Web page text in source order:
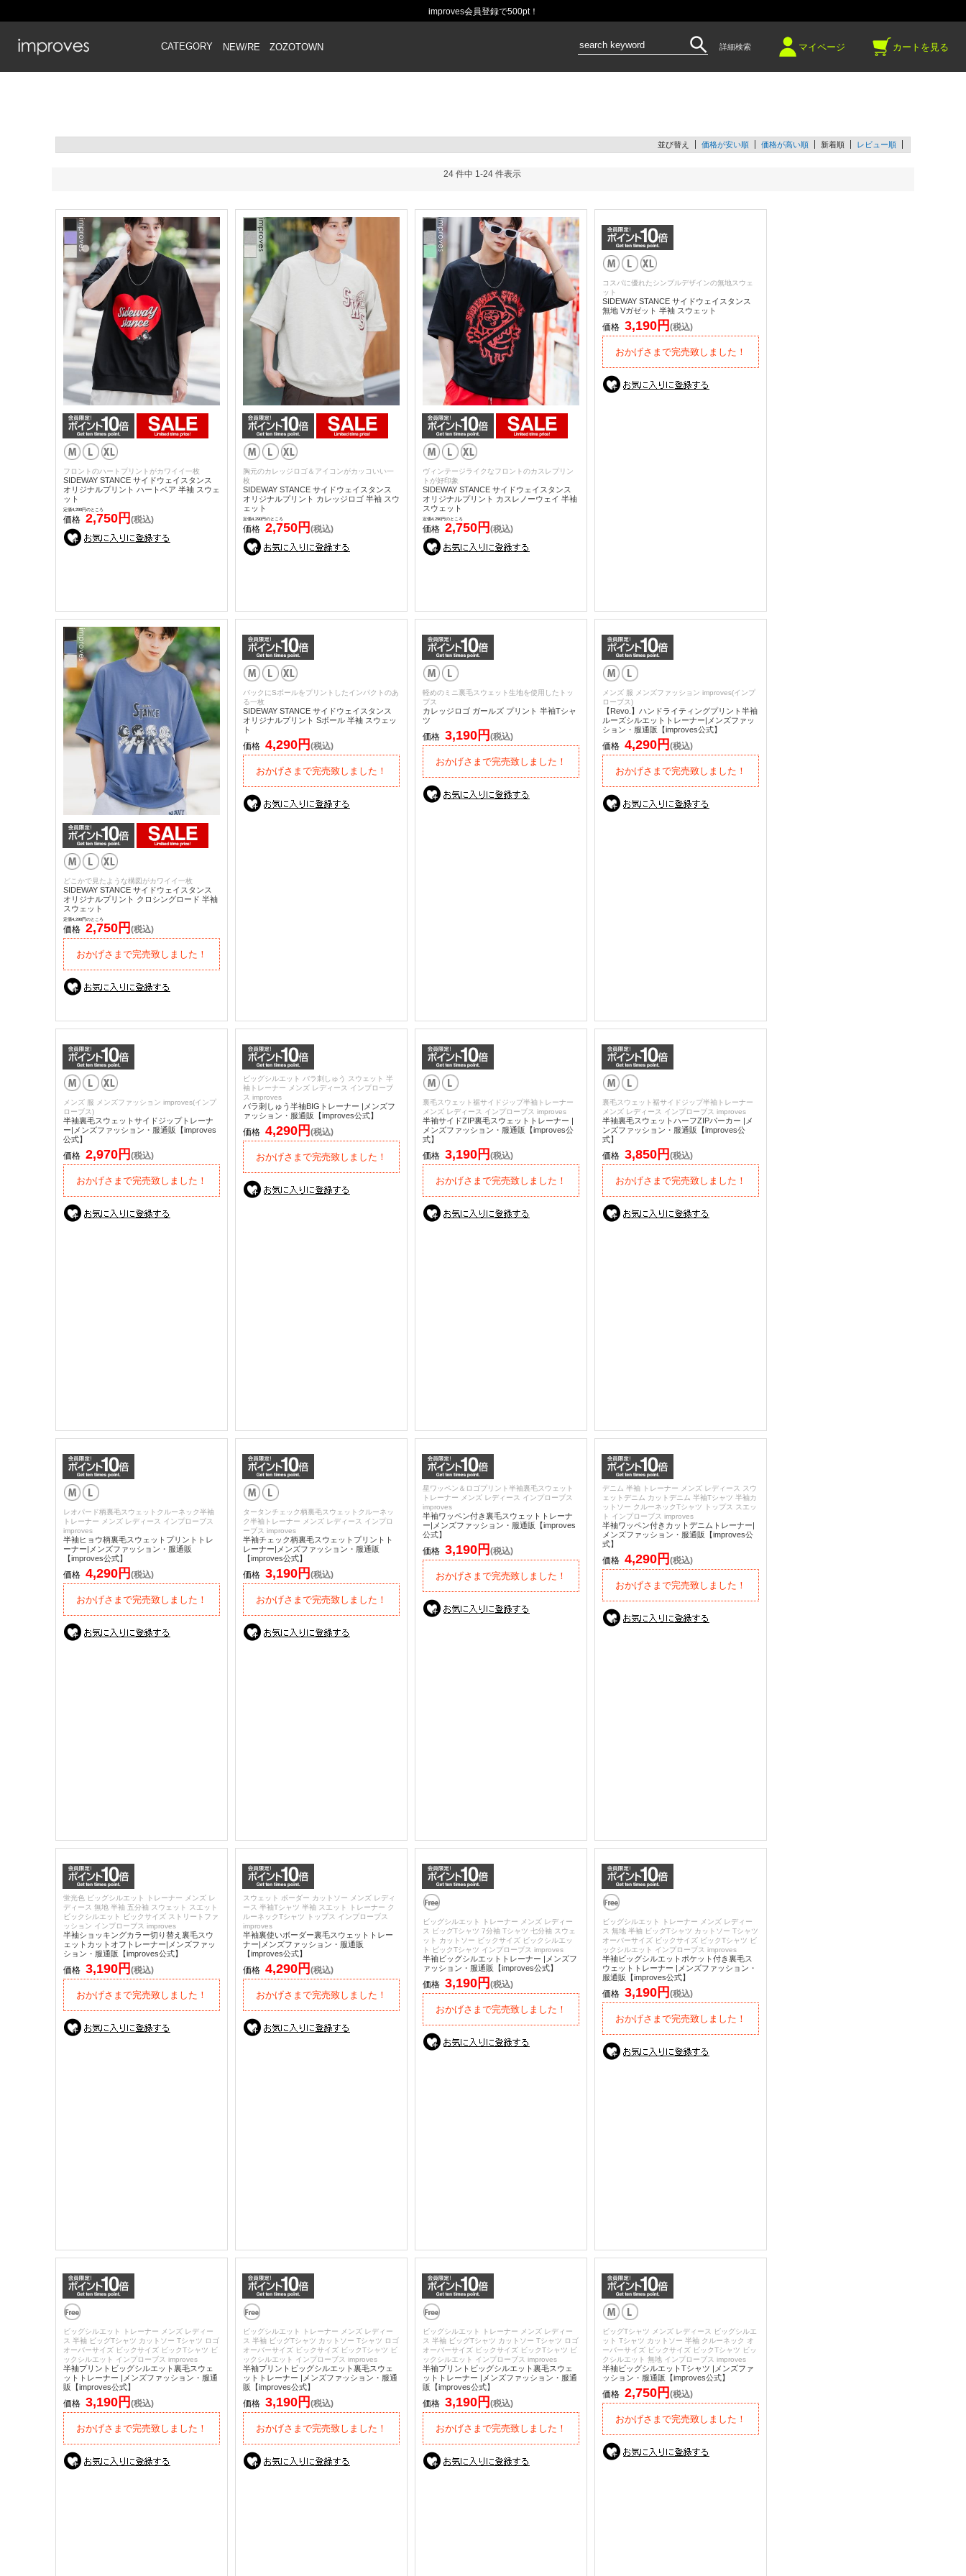
improves会員登録で500pt！
CATEGORY NEW/RE ZOZOTOWN 詳細検索 マイページ カートを見る
並び替え 価格が安い順 価格が高い順 新着順 レビュー順
24 件中 1-24 件表示
フロントのハートプリントがカワイイ一枚
SIDEWAY STANCE サイドウェイスタンス
オリジナルプリント ハートベア 半袖 スウェ
ット
定価4,290円のところ
価格 2,750円 (税込)
胸元のカレッジロゴ＆アイコンがカッコいい一
枚
SIDEWAY STANCE サイドウェイスタンス
オリジナルプリント カレッジロゴ 半袖 スウ
ェット
定価4,290円のところ
価格 2,750円 (税込)
ヴィンテージライクなフロントのカスレプリン
トが好印象
SIDEWAY STANCE サイドウェイスタンス
オリジナルプリント カスレノーウェイ 半袖
スウェット
定価4,290円のところ
価格 2,750円 (税込)
コスパに優れたシンプルデザインの無地スウェ
ット
SIDEWAY STANCE サイドウェイスタンス
無地 Vガゼット 半袖 スウェット
価格 3,190円 (税込)
おかげさまで完売致しました！
どこかで見たような構図がカワイイ一枚
SIDEWAY STANCE サイドウェイスタンス
オリジナルプリント クロシングロード 半袖
スウェット
定価4,290円のところ
価格 2,750円 (税込)
おかげさまで完売致しました！
バックにSボールをプリントしたインパクトのあ
る一枚
SIDEWAY STANCE サイドウェイスタンス
オリジナルプリント Sボール 半袖 スウェッ
ト
価格 4,290円 (税込)
おかげさまで完売致しました！
軽めのミニ裏毛スウェット生地を使用したトッ
プス
カレッジロゴ ガールズ プリント 半袖Tシャ
ツ
価格 3,190円 (税込)
おかげさまで完売致しました！
メンズ 服 メンズファッション improves(インプ
ローブス)
【Revo.】ハンドライティングプリント半袖
ルーズシルエットトレーナー|メンズファッ
ション・服通販【improves公式】
価格 4,290円 (税込)
おかげさまで完売致しました！
メンズ 服 メンズファッション improves(インプ
ローブス)
半袖裏毛スウェットサイドジップトレーナ
ー|メンズファッション・服通販【improves
公式】
価格 2,970円 (税込)
おかげさまで完売致しました！
ビッグシルエット バラ刺しゅう スウェット 半
袖トレーナー メンズ レディース インプローブ
ス improves
バラ刺しゅう半袖BIGトレーナー |メンズフ
ァッション・服通販【improves公式】
価格 4,290円 (税込)
おかげさまで完売致しました！
裏毛スウェット裾サイドジップ半袖トレーナー
メンズ レディース インプローブス improves
半袖サイドZIP裏毛スウェットトレーナー |
メンズファッション・服通販【improves公
式】
価格 3,190円 (税込)
おかげさまで完売致しました！
裏毛スウェット裾サイドジップ半袖トレーナー
メンズ レディース インプローブス improves
半袖裏毛スウェットハーフZIPパーカー |メ
ンズファッション・服通販【improves公
式】
価格 3,850円 (税込)
おかげさまで完売致しました！
レオパード柄裏毛スウェットクルーネック半袖
トレーナー メンズ レディース インプローブス
improves
半袖ヒョウ柄裏毛スウェットプリントトレ
ーナー|メンズファッション・服通販
【improves公式】
価格 4,290円 (税込)
おかげさまで完売致しました！
タータンチェック柄裏毛スウェットクルーネッ
ク半袖トレーナー メンズ レディース インプロ
ーブス improves
半袖チェック柄裏毛スウェットプリントト
レーナー|メンズファッション・服通販
【improves公式】
価格 3,190円 (税込)
おかげさまで完売致しました！
星ワッペン＆ロゴプリント半袖裏毛スウェット
トレーナー メンズ レディース インプローブス
improves
半袖ワッペン付き裏毛スウェットトレーナ
ー|メンズファッション・服通販【improves
公式】
価格 3,190円 (税込)
おかげさまで完売致しました！
デニム 半袖 トレーナー メンズ レディース スウ
ェットデニム カットデニム 半袖Tシャツ 半袖カ
ットソー クルーネックTシャツ トップス スエッ
ト インプローブス improves
半袖ワッペン付きカットデニムトレーナー|
メンズファッション・服通販【improves公
式】
価格 4,290円 (税込)
おかげさまで完売致しました！
蛍光色 ビッグシルエット トレーナー メンズ レ
ディース 無地 半袖 五分袖 スウェット スエット
ビックシルエット ビックサイズ ストリートファ
ッション インプローブス improves
半袖ショッキングカラー切り替え裏毛スウ
ェットカットオフトレーナー|メンズファッ
ション・服通販【improves公式】
価格 3,190円 (税込)
おかげさまで完売致しました！
スウェット ボーダー カットソー メンズ レディ
ース 半袖Tシャツ 半袖 スエット トレーナー ク
ルーネックTシャツ トップス インプローブス
improves
半袖裏使いボーダー裏毛スウェットトレー
ナー|メンズファッション・服通販
【improves公式】
価格 4,290円 (税込)
おかげさまで完売致しました！
ビッグシルエット トレーナー メンズ レディー
ス ビッグTシャツ 7分袖 Tシャツ 七分袖 スウェ
ット カットソー ビックサイズ ビックシルエッ
ト ビックTシャツ インプローブス improves
半袖ビッグシルエットトレーナー |メンズフ
ァッション・服通販【improves公式】
価格 3,190円 (税込)
おかげさまで完売致しました！
ビッグシルエット トレーナー メンズ レディー
ス 無地 半袖 ビッグTシャツ カットソー Tシャツ
オーバーサイズ ビックサイズ ビックTシャツ ビ
ックシルエット インプローブス improves
半袖ビッグシルエットポケット付き裏毛ス
ウェットトレーナー |メンズファッション・
服通販【improves公式】
価格 3,190円 (税込)
おかげさまで完売致しました！
ビッグシルエット トレーナー メンズ レディー
ス 半袖 ビッグTシャツ カットソー Tシャツ ロゴ
オーバーサイズ ビックサイズ ビックTシャツ ビ
ックシルエット インプローブス improves
半袖プリントビッグシルエット裏毛スウェ
ットトレーナー |メンズファッション・服通
販【improves公式】
価格 3,190円 (税込)
おかげさまで完売致しました！
ビッグシルエット トレーナー メンズ レディー
ス 半袖 ビッグTシャツ カットソー Tシャツ ロゴ
オーバーサイズ ビックサイズ ビックTシャツ ビ
ックシルエット インプローブス improves
半袖プリントビッグシルエット裏毛スウェ
ットトレーナー |メンズファッション・服通
販【improves公式】
価格 3,190円 (税込)
おかげさまで完売致しました！
ビッグシルエット トレーナー メンズ レディー
ス 半袖 ビッグTシャツ カットソー Tシャツ ロゴ
オーバーサイズ ビックサイズ ビックTシャツ ビ
ックシルエット インプローブス improves
半袖プリントビッグシルエット裏毛スウェ
ットトレーナー |メンズファッション・服通
販【improves公式】
価格 3,190円 (税込)
おかげさまで完売致しました！
ビッグTシャツ メンズ レディース ビッグシルエ
ット Tシャツ カットソー 半袖 クルーネック オ
ーバーサイズ ビックサイズ ビックTシャツ ビッ
クシルエット 無地 インプローブス improves
半袖ビッグシルエットTシャツ |メンズファ
ッション・服通販【improves公式】
価格 2,750円 (税込)
おかげさまで完売致しました！